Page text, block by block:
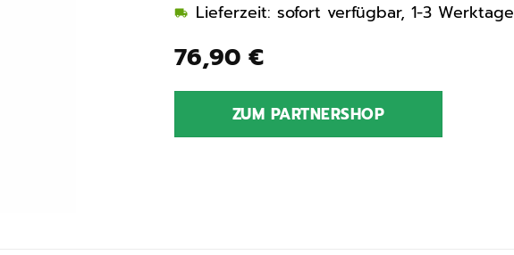
76,90 €
Lieferzeit: sofort verfügbar, 1-3 Werktage
ZUM PARTNERSHOP